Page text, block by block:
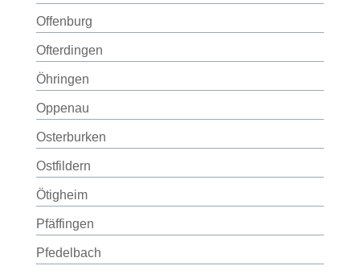
Offenburg
Ofterdingen
Öhringen
Oppenau
Osterburken
Ostfildern
Ötigheim
Pfäffingen
Pfedelbach